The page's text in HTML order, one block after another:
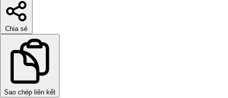
Chia sẻ
Sao chép liên kết